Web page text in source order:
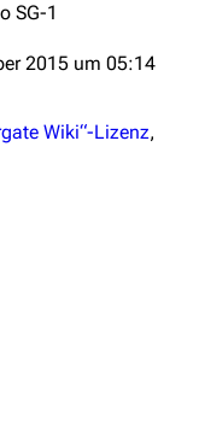
SG-1
2015 um 05:14
Wiki“-Lizenz,